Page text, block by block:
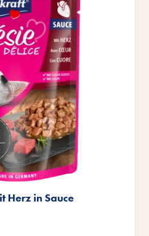
Herz in Sauce